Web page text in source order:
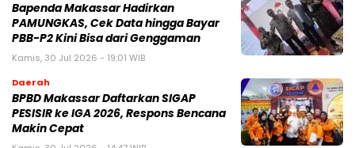
Bapenda Makassar Hadirkan
PAMUNGKAS, Cek Data hingga Bayar
PBB-P2 Kini Bisa dari Genggaman
Kamis, 30 Jul 2026 - 19:01 WIB
Daerah
BPBD Makassar Daftarkan SIGAP
PESISIR ke IGA 2026, Respons Bencana
Makin Cepat